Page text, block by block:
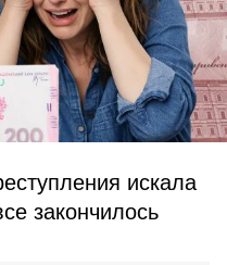
искала
закончилось